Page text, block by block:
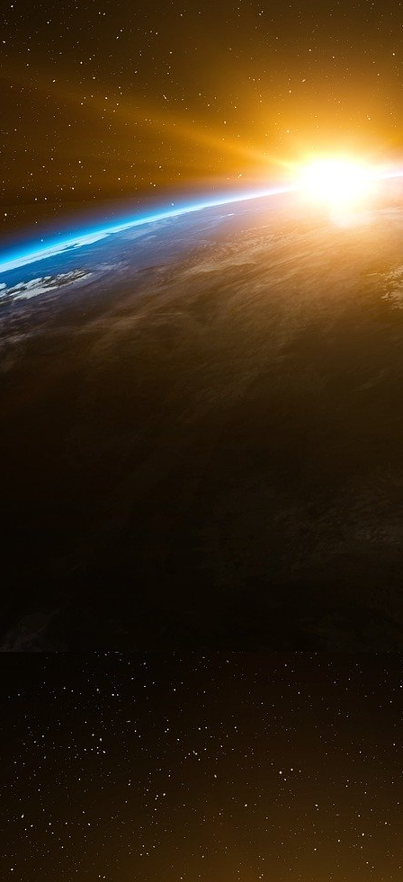
demande de l’aide. Ce sont ce genre de
Je ne pensais pas les vivre. J’ai travaillé
dans un grand groupe d’Ehpad
avaient de grands moyens. Quand vous
(cet Ehpad était connu comme difficile,
ans), je considère qu’on doit donner du
plus. Pas du tout en réalité, c’est : démerde-
Vous décrivez dans votre livre la triste
course au profit prend beaucoup trop
des patients et du personnel. Qu’en est-il ?
Il y a une apparence d’éthique. Il y a des
valeurs de notre groupe « la
intéressantes quand elles sont incarnées. Il
actionnaires, les clients, les familles, mais
moyens. Moi, il me manquait deux aides-
puisqu’un tiers n’a pas de visite, un tiers a
tiers a des visites avec des familles
dépendant, dément (70% des résidents
isolé, vous ne pouvez rien faire, et le
c’est le système qu’il faut dénoncer, et non ce
Ce qui m’a révolté, par exemple, pour moi
4€35 par jour pour nourri un résident
compris) vous imaginez la qualité des
dérange personne. Ces chiffres sont
directeur, tout le monde est au courant. Les